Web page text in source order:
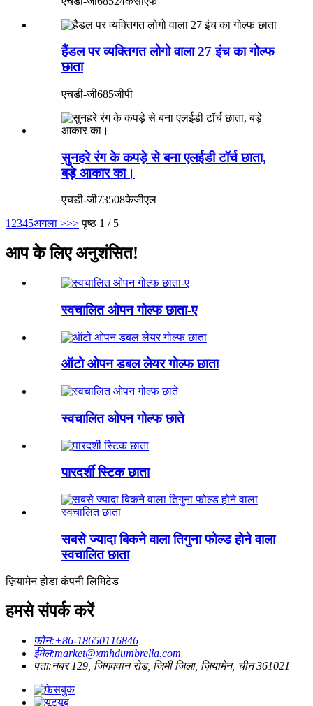
हैंडल पर व्यक्तिगत लोगो वाला 27 इंच का गोल्फ
छाता
एचडी-जी685जीपी
सुनहरे रंग के कपड़े से बना एलईडी टॉर्च छाता,
बड़े आकार का।
एचडी-जी73508केजीएल
1 2345अगला >>> पृष्ठ 1 / 5
आप के लिए अनुशंसित!
स्वचालित ओपन गोल्फ छाता-ए
ऑटो ओपन डबल लेयर गोल्फ छाता
स्वचालित ओपन गोल्फ छाते
पारदर्शी स्टिक छाता
सबसे ज्यादा बिकने वाला तिगुना फोल्ड होने वाला
स्वचालित छाता
ज़ियामेन होडा कंपनी लिमिटेड
हमसे संपर्क करें
फ़ोन:+86-18650116846
ईमेल:market@xmhdumbrella.com
पता:नंबर 129, जिंगक्वान रोड, जिमी जिला, ज़ियामेन, चीन 361021